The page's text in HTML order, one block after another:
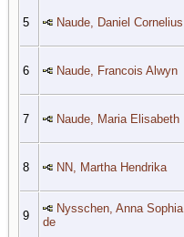
5 Naude, Daniel Cornelius
6 Naude, Francois Alwyn
7 Naude, Maria Elisabeth
8 NN, Martha Hendrika
9
Nysschen, Anna Sophia
de